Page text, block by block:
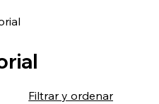
Filtrar y ordenar